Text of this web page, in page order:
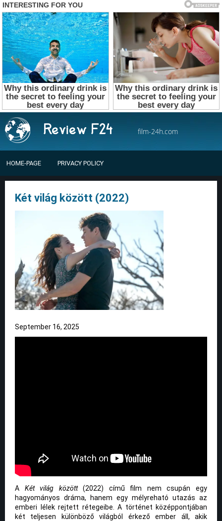
film-24h.com
HOME-PAGE PRIVACY POLICY
Két világ között (2022)
September 16, 2025
A Két világ között(2022) című film nem csupán egy
hagyományos dráma, hanem egy mélyreható utazás az
emberi lélek rejtett rétegeibe. A történet középpontjában
két teljesen különböző világból érkező ember áll, akik